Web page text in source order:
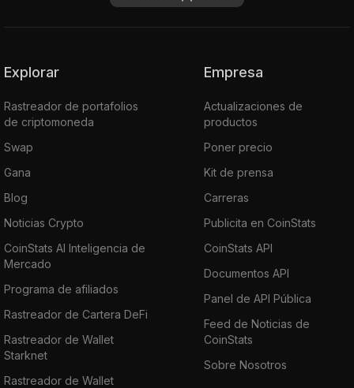
Explorar
Rastreador de portafolios
de criptomoneda
Swap
Gana
Blog
Noticias Crypto
CoinStats AI Inteligencia de
Mercado
Programa de afiliados
Rastreador de Cartera DeFi
Rastreador de Wallet
Starknet
Rastreador de Wallet
Empresa
Actualizaciones de
productos
Poner precio
Kit de prensa
Carreras
Publicita en CoinStats
CoinStats API
Documentos API
Panel de API Pública
Feed de Noticias de
CoinStats
Sobre Nosotros